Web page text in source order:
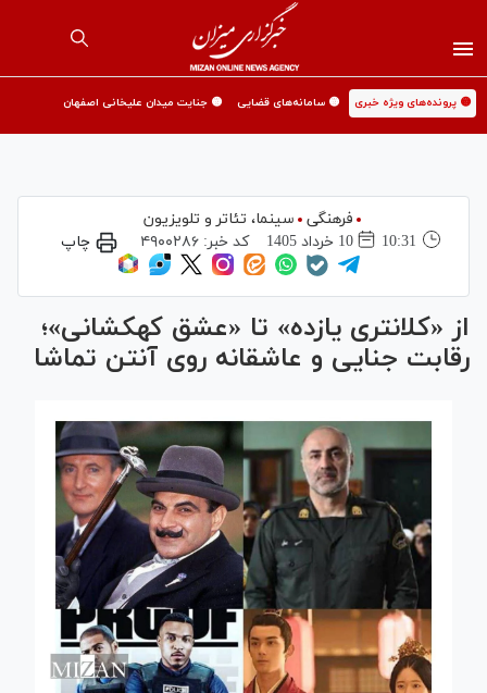
🟡 پرونده‌های ویژه خبری 🟡 سامانه‌های قضایی 🟡 جنایت میدان علیخانی اصفهان
فرهنگی
سینما،‌ تئاتر و تلویزیون
10:31
10 خرداد 1405 کد خبر:۴۹۰۰۲۸۶ چاپ
از «کلانتری یازده» تا «عشق کهکشانی»؛
رقابت جنایی و عاشقانه روی آنتن تماشا